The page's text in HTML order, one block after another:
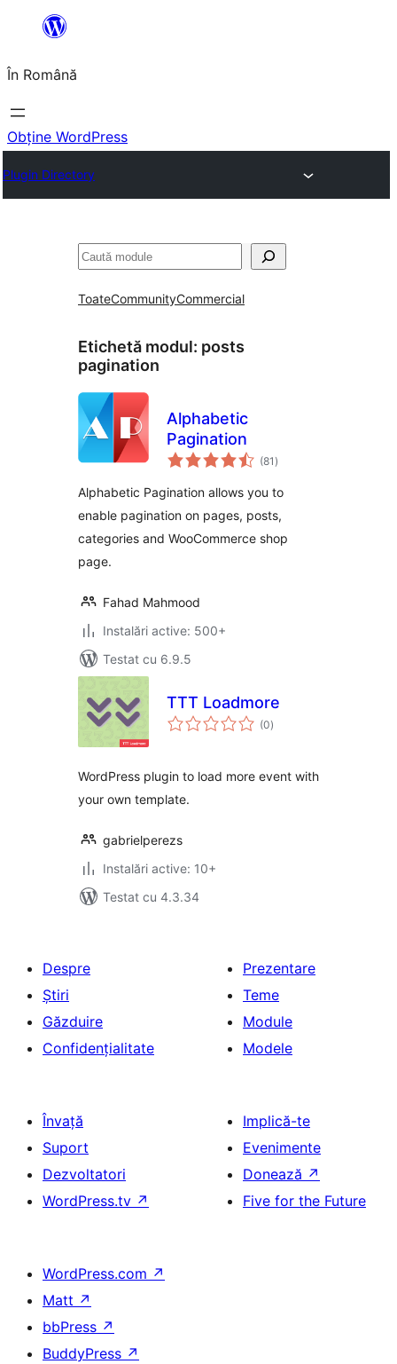
conținut
În Română
Obține WordPress
Plugin Directory
Caută
ToateCommunityCommercial
Etichetă modul: posts
pagination
Alphabetic
Pagination
(81 total
aprecieri
)
Alphabetic Pagination allows you to
enable pagination on pages, posts,
categories and WooCommerce shop
page.
Fahad Mahmood
Instalări active: 500+
Testat cu 6.9.5
TTT Loadmore
(0total
aprecieri
)
WordPress plugin to load more event with
your own template.
gabrielperezs
Instalări active: 10+
Testat cu 4.3.34
Despre
Știri
Găzduire
Confidențialitate
Prezentare
Teme
Module
Modele
Învață
Suport
Dezvoltatori
WordPress.tv ↗
Implică-te
Evenimente
Donează ↗
Five for the Future
WordPress.com ↗
Matt ↗
bbPress ↗
BuddyPress ↗